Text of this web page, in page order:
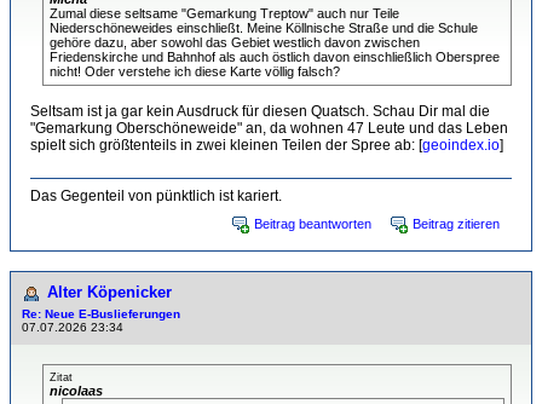
Zumal diese seltsame "Gemarkung Treptow" auch nur Teile
Niederschöneweides einschließt. Meine Köllnische Straße und die Schule
gehöre dazu, aber sowohl das Gebiet westlich davon zwischen
Friedenskirche und Bahnhof als auch östlich davon einschließlich Oberspree
nicht! Oder verstehe ich diese Karte völlig falsch?
Seltsam ist ja gar kein Ausdruck für diesen Quatsch. Schau Dir mal die
"Gemarkung Oberschöneweide" an, da wohnen 47 Leute und das Leben
spielt sich größtenteils in zwei kleinen Teilen der Spree ab: [geoindex.io]
Das Gegenteil von pünktlich ist kariert.
Beitrag beantworten Beitrag zitieren
Alter Köpenicker
Re: Neue E-Buslieferungen
07.07.2026 23:34
Zitat
nicolaas